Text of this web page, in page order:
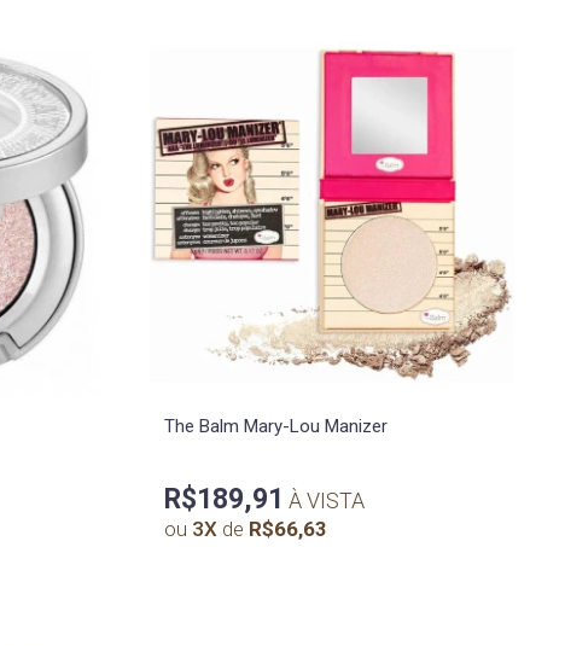
The Balm Mary-Lou Manizer
R$189,91 À VISTA
ou 3X de R$66,63